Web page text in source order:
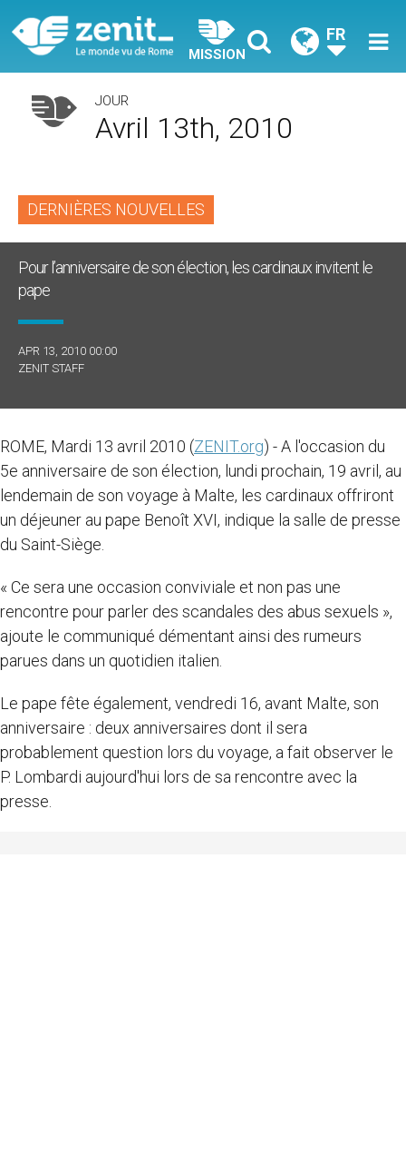
MISSION
FR
JOUR
Avril 13th, 2010
DERNIÈRES NOUVELLES
Pour l’anniversaire de son élection, les cardinaux invitent le
pape
APR 13, 2010 00:00
ZENIT STAFF
ROME, Mardi 13 avril 2010 (ZENIT.org) - A l'occasion du
5e anniversaire de son élection, lundi prochain, 19 avril, au
lendemain de son voyage à Malte, les cardinaux offriront
un déjeuner au pape Benoît XVI, indique la salle de presse
du Saint-Siège.
« Ce sera une occasion conviviale et non pas une
rencontre pour parler des scandales des abus sexuels »,
ajoute le communiqué démentant ainsi des rumeurs
parues dans un quotidien italien.
Le pape fête également, vendredi 16, avant Malte, son
anniversaire : deux anniversaires dont il sera
probablement question lors du voyage, a fait observer le
P. Lombardi aujourd'hui lors de sa rencontre avec la
presse.